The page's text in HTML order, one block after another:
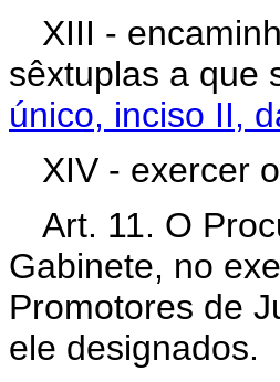
XIII -
sêxtuplas a que
único, inciso II,
XIV - exercer
Art. 11. O
Gabinete, no
Promotores de
ele designados.